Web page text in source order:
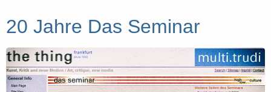
20 Jahre Das Seminar